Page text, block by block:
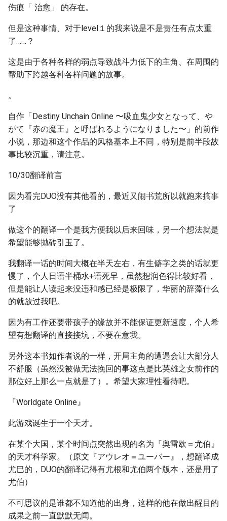
伤痕「 治愈」 的存在。
但是这种事情、对于level１的我来说是不是责任有点太重
了……？
这是由于各种各样的弱点导致战斗力低下的主角、在周围的
帮助下跨越各种各样问题的故事。
。
自作「Destiny Unchain Online 〜吸血鬼少女となって、や
がて『赤の魔王』と呼ばれるようになりました〜」的前作
小说，那边和这个作品的风格基本上不同，特别是前半段故
事比较沉重，请注意。
10/30翻译前言
因为看完DUO没有其他看的，最近又闹书荒所以就跑来搞事
了
做这个的翻译一个是我方便我以后来回味，另一个想法就是
希望能够抛砖引玉了。
我翻译一话的时间大概在半天左右，有生僻字之类的话就更
慢了，个人日语半桶水+语死早，虽然想润色得比较好看，
但是能让人读起来没违和感已经是极限了，华丽的辞藻什么
的就放过我吧。
因为有工作还要带孩子的缘故并不能保证更新速度，个人希
望有想翻译的直接接坑，不要在意我。
另外这本书如作者说的一样，开局主角的遭遇会让大部分人
不舒服（虽然没被做无法挽回的事这点是比英雄之女前作的
那位好上那么一点就是了）。希望大家理性看待吧。
『Worldgate Online』
此游戏诞生于一个天才。
在某个大国，某个时间点突然出现的名为『奥雷欧＝尤伯』
的天才科学家。（原文『アウレオ＝ユーバー』，想翻译成
尤巴的，DUO的翻译记得有尤根和尤伯两个版本，还是用了
尤伯）
不可思议的是谁都不知道他的出身，这样的他在做出醒目的
成果之前一直默默无闻。